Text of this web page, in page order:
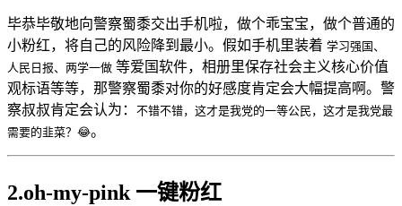
毕恭毕敬地向警察蜀黍交出手机啦，做个乖宝宝，做个普通的
小粉红，将自己的风险降到最小。假如手机里装着 学习强国、
人民日报、两学一做 等爱国软件，相册里保存社会主义核心价值
观标语等等，那警察蜀黍对你的好感度肯定会大幅提高啊。警
察叔叔肯定会认为： 不错不错，这才是我党的一等公民，这才是我党最
需要的韭菜？😂。
2.oh-my-pink 一键粉红